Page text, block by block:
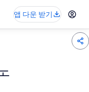
앱 다운 받기